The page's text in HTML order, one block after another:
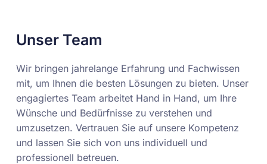
Unser Team
Wir bringen jahrelange Erfahrung und Fachwissen
mit, um Ihnen die besten Lösungen zu bieten. Unser
engagiertes Team arbeitet Hand in Hand, um Ihre
Wünsche und Bedürfnisse zu verstehen und
umzusetzen. Vertrauen Sie auf unsere Kompetenz
und lassen Sie sich von uns individuell und
professionell betreuen.